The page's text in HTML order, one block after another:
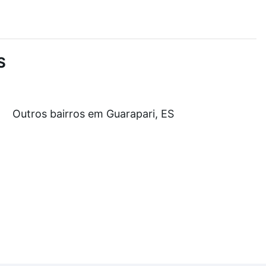
salão de festas ou área verde e encontrar
partir de R$ 0 e com nossas opções de
envolvidos no processo de compra, veja em nosso
Outros bairros em Guarapari, ES